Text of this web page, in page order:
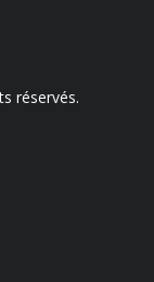
réservés.